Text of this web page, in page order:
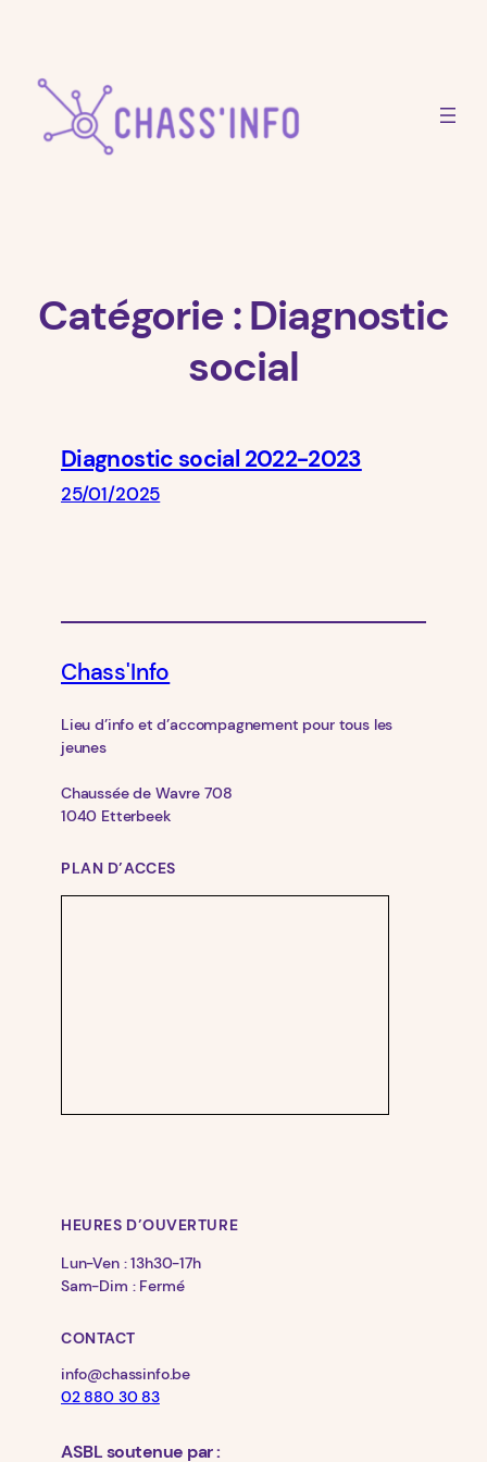
contenu
Catégorie :Diagnostic
social
Diagnostic social 2022-2023
25/01/2025
Chass'Info
Lieu d’info et d’accompagnement pour tous les
jeunes
Chaussée de Wavre 708
1040 Etterbeek
PLAN D’ACCES
HEURES D’OUVERTURE
Lun-Ven : 13h30-17h
Sam-Dim : Fermé
CONTACT
info@chassinfo.be
02 880 30 83
ASBL soutenue par :